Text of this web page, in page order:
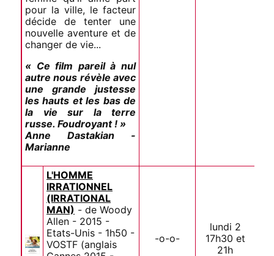
pour la ville, le facteur
décide de tenter une
nouvelle aventure et de
changer de vie...
« Ce film pareil à nul
autre nous révèle avec
une grande justesse
les hauts et les bas de
la vie sur la terre
russe. Foudroyant ! »
Anne Dastakian -
Marianne
L'HOMME
IRRATIONNEL
(IRRATIONAL
MAN) - de Woody
Allen - 2015 -
Etats-Unis - 1h50 -
VOSTF (anglais
-o-o-
lundi 2
17h30 et
21h